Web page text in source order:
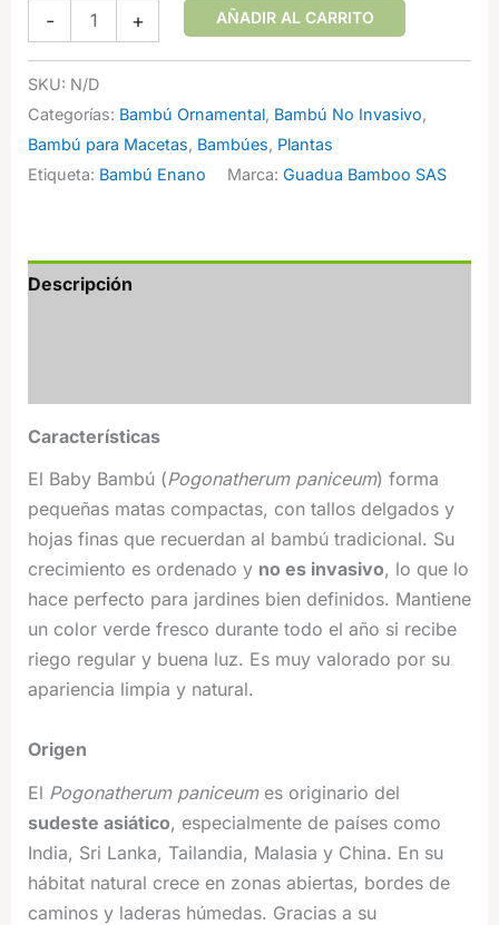
-
Pogonatherum
paniceum
(Baby
Bambú)
cantidad
+ AÑADIR AL CARRITO
SKU: N/D
Categorías: Bambú Ornamental, Bambú No Invasivo,
Bambú para Macetas, Bambúes, Plantas
Etiqueta: Bambú Enano Marca: Guadua Bamboo SAS
Descripción
Características
El Baby Bambú (Pogonatherum paniceum) forma
pequeñas matas compactas, con tallos delgados y
hojas finas que recuerdan al bambú tradicional. Su
crecimiento es ordenado y no es invasivo, lo que lo
hace perfecto para jardines bien definidos. Mantiene
un color verde fresco durante todo el año si recibe
riego regular y buena luz. Es muy valorado por su
apariencia limpia y natural.
Origen
El Pogonatherum paniceumes originario del
sudeste asiático, especialmente de países como
India, Sri Lanka, Tailandia, Malasia y China. En su
hábitat natural crece en zonas abiertas, bordes de
caminos y laderas húmedas. Gracias a su